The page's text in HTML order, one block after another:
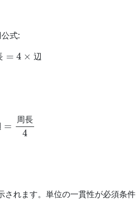
式:
辺
= 4 ×辺
周 長
周長4
れます。単位の一貫性が必須条